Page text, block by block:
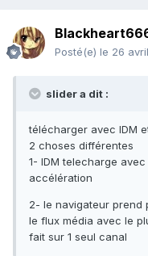
Posté(e) le 26
slider a dit :
télécharger avec IDM
2 choses différentes
1- IDM telecharge
accélération
2- le navigateur prend
le flux média avec le
fait sur 1 seul canal